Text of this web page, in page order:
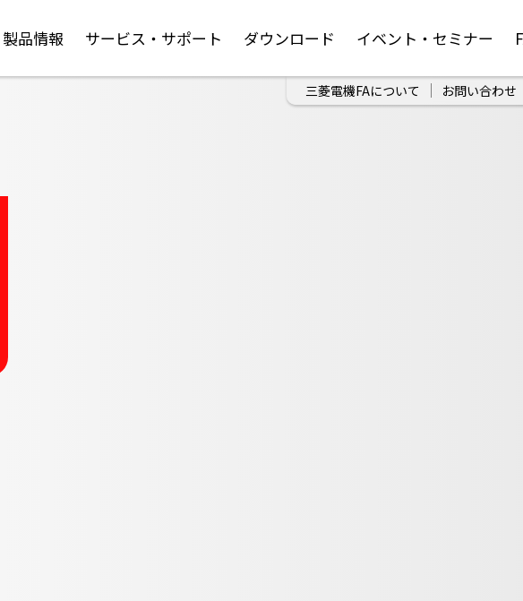
製品情報 サービス・サポート ダウンロード イベント・セミナー
三菱電機FAについて お問い合わせ